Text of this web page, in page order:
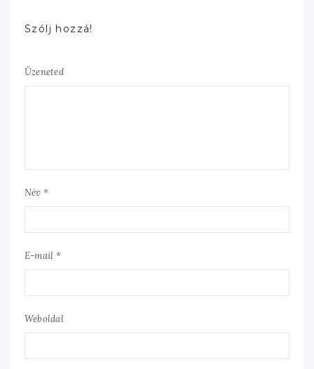
Szólj hozzá!
Üzeneted
Név *
E-mail *
Weboldal